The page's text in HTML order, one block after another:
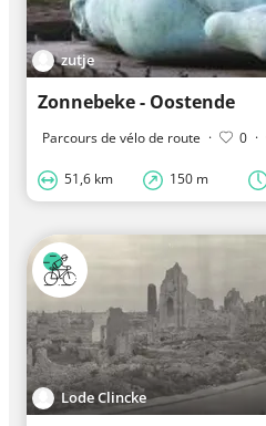
zutje
Zonnebeke - Oostende
Parcours de vélo de route · 0 ·
51,6 km 150 m
Lode Clincke